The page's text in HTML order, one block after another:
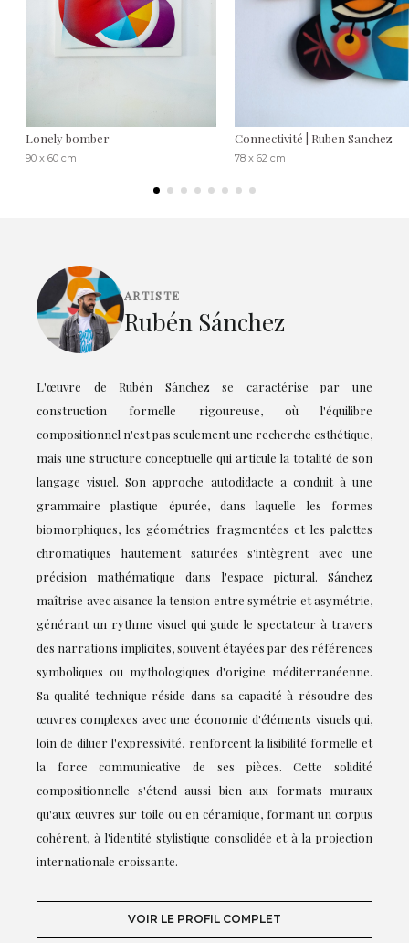
Lonely bomber
90 x 60 cm
Connectivité | Ruben Sanchez
78 x 62 cm
ARTISTE
Rubén Sánchez
L'œuvre de Rubén Sánchez se caractérise par une
construction formelle rigoureuse, où l'équilibre
compositionnel n'est pas seulement une recherche esthétique,
mais une structure conceptuelle qui articule la totalité de son
langage visuel. Son approche autodidacte a conduit à une
grammaire plastique épurée, dans laquelle les formes
biomorphiques, les géométries fragmentées et les palettes
chromatiques hautement saturées s'intègrent avec une
précision mathématique dans l'espace pictural. Sánchez
maîtrise avec aisance la tension entre symétrie et asymétrie,
générant un rythme visuel qui guide le spectateur à travers
des narrations implicites, souvent étayées par des références
symboliques ou mythologiques d'origine méditerranéenne.
Sa qualité technique réside dans sa capacité à résoudre des
œuvres complexes avec une économie d'éléments visuels qui,
loin de diluer l'expressivité, renforcent la lisibilité formelle et
la force communicative de ses pièces. Cette solidité
compositionnelle s'étend aussi bien aux formats muraux
qu'aux œuvres sur toile ou en céramique, formant un corpus
cohérent, à l'identité stylistique consolidée et à la projection
internationale croissante.
VOIR LE PROFIL COMPLET